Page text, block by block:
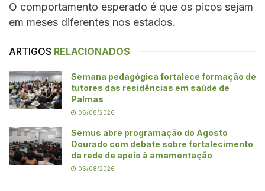
O comportamento esperado é que os picos sejam
em meses diferentes nos estados.
ARTIGOS RELACIONADOS
Semana pedagógica fortalece formação de
tutores das residências em saúde de
Palmas
06/08/2026
Semus abre programação do Agosto
Dourado com debate sobre fortalecimento
da rede de apoio à amamentação
06/08/2026